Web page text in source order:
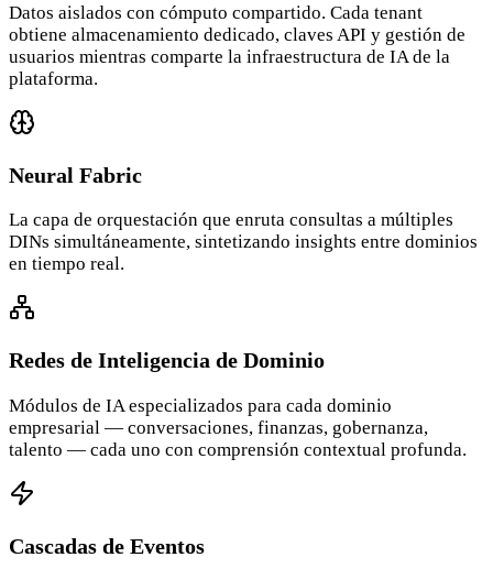
Datos aislados con cómputo compartido. Cada tenant
obtiene almacenamiento dedicado, claves API y gestión de
usuarios mientras comparte la infraestructura de IA de la
plataforma.
Neural Fabric
La capa de orquestación que enruta consultas a múltiples
DINs simultáneamente, sintetizando insights entre dominios
en tiempo real.
Redes de Inteligencia de Dominio
Módulos de IA especializados para cada dominio
empresarial — conversaciones, finanzas, gobernanza,
talento — cada uno con comprensión contextual profunda.
Cascadas de Eventos